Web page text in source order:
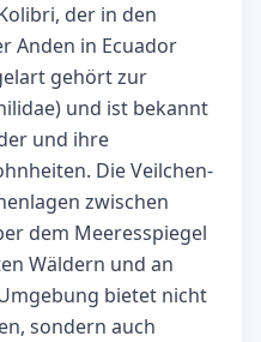
der in den
Anden in Ecuador
gehört zur
und ist bekannt
und ihre
Die Veilchen-
zwischen
dem Meeresspiegel
Wäldern und an
bietet nicht
sondern auch